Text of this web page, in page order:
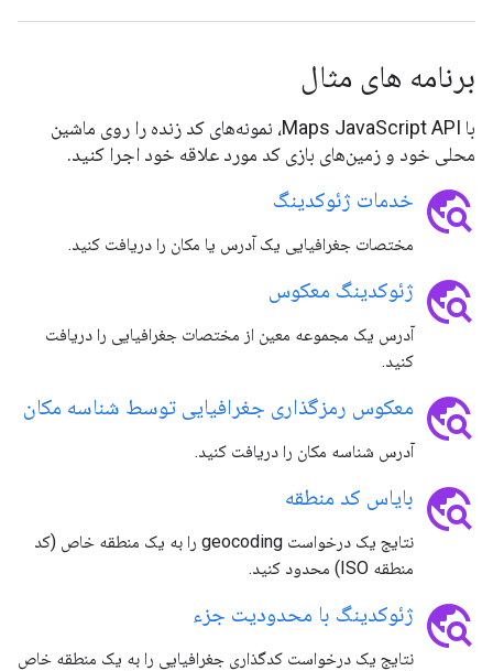
برنامه های مثال
با Maps JavaScript API، نمونه‌های کد زنده را روی ماشین
محلی خود و زمین‌های بازی کد مورد علاقه خود اجرا کنید.
travel_explore خدمات ژئوکدینگ
مختصات جغرافیایی یک آدرس یا مکان را دریافت کنید.
travel_explore ژئوکدینگ معکوس
آدرس یک مجموعه معین از مختصات جغرافیایی را دریافت
کنید.
travel_explore معکوس رمزگذاری جغرافیایی توسط شناسه مکان
آدرس شناسه مکان را دریافت کنید.
travel_explore بایاس کد منطقه
نتایج یک درخواست geocoding را به یک منطقه خاص (کد
منطقه ISO) محدود کنید.
travel_explore ژئوکدینگ با محدودیت جزء
نتایج یک درخواست کدگذاری جغرافیایی را به یک منطقه خاص